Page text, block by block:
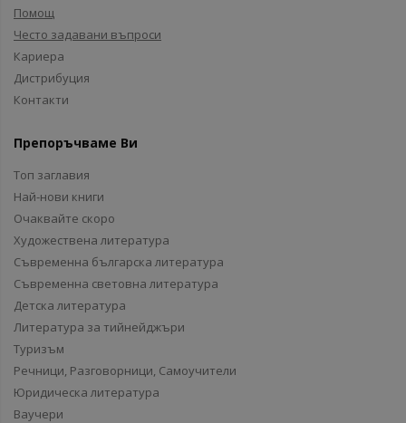
Помощ
Често задавани въпроси
Кариера
Дистрибуция
Контакти
Препоръчваме Ви
Топ заглавия
Най-нови книги
Очаквайте скоро
Художествена литература
Съвременна българска литература
Съвременна световна литература
Детска литература
Литература за тийнейджъри
Туризъм
Речници, Разговорници, Самоучители
Юридическа литература
Ваучери